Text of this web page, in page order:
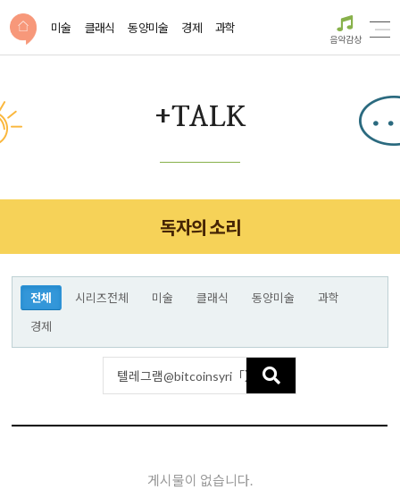
미술 클래식 동양미술 경제 과학
음악감상
+TALK
독자의 소리
전체 시리즈전체 미술 클래식 동양미술
과학
경제
게시물이 없습니다.